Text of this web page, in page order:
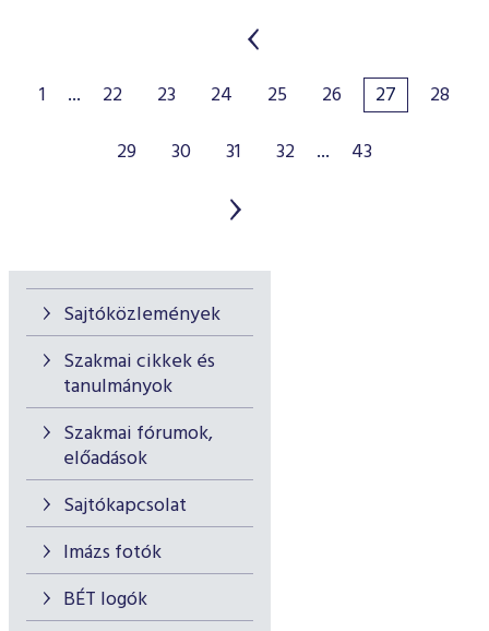
Sajtóközlemények
Szakmai cikkek és
tanulmányok
Szakmai fórumok,
előadások
Sajtókapcsolat
Imázs fotók
BÉT logók
1 ... 22 23 24 25 26 27
28
29
30 31 32 ... 43